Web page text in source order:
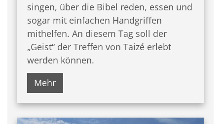
singen, über die Bibel reden, essen und
sogar mit einfachen Handgriffen
mithelfen. An diesem Tag soll der
„Geist“ der Treffen von Taizé erlebt
werden können.
Mehr